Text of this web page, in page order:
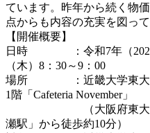
ています。昨年から続く物
点からも内容の充実を図って
【開催概要】
日時 ：令和7年（2025
（木）8：30～9：00
場所 ：近畿大学東大阪
1階「Cafeteria November」
（大阪府東大阪市小
瀬駅」から徒歩約10分）